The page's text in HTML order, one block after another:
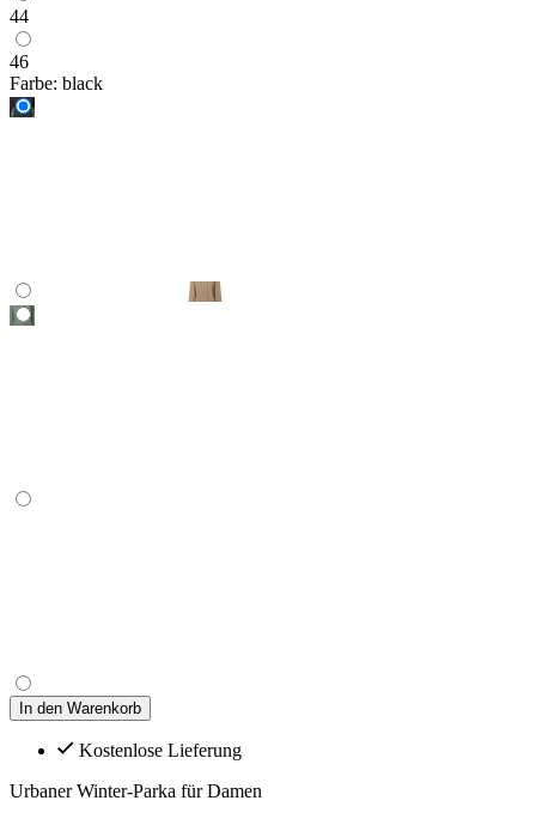
44
46
Farbe: black
In den Warenkorb
Kostenlose Lieferung
Urbaner Winter-Parka für Damen